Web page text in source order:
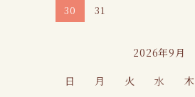
30
31
2026年9月
日
月 火 水 木